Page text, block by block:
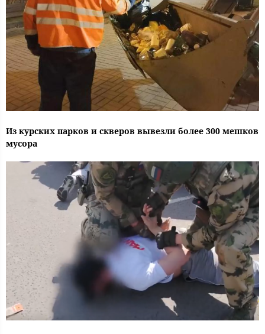
Из курских парков и скверов вывезли более 300 мешков
мусора